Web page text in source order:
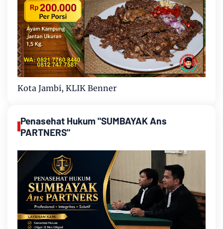
Kota Jambi, KLIK Benner
Penasehat Hukum "SUMBAYAK Ans
PARTNERS"